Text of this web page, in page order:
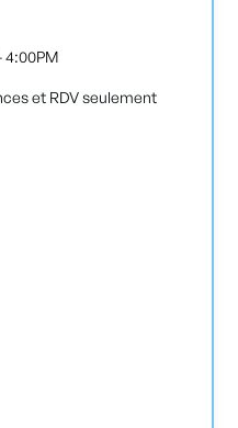
4:00PM
et RDV seulement